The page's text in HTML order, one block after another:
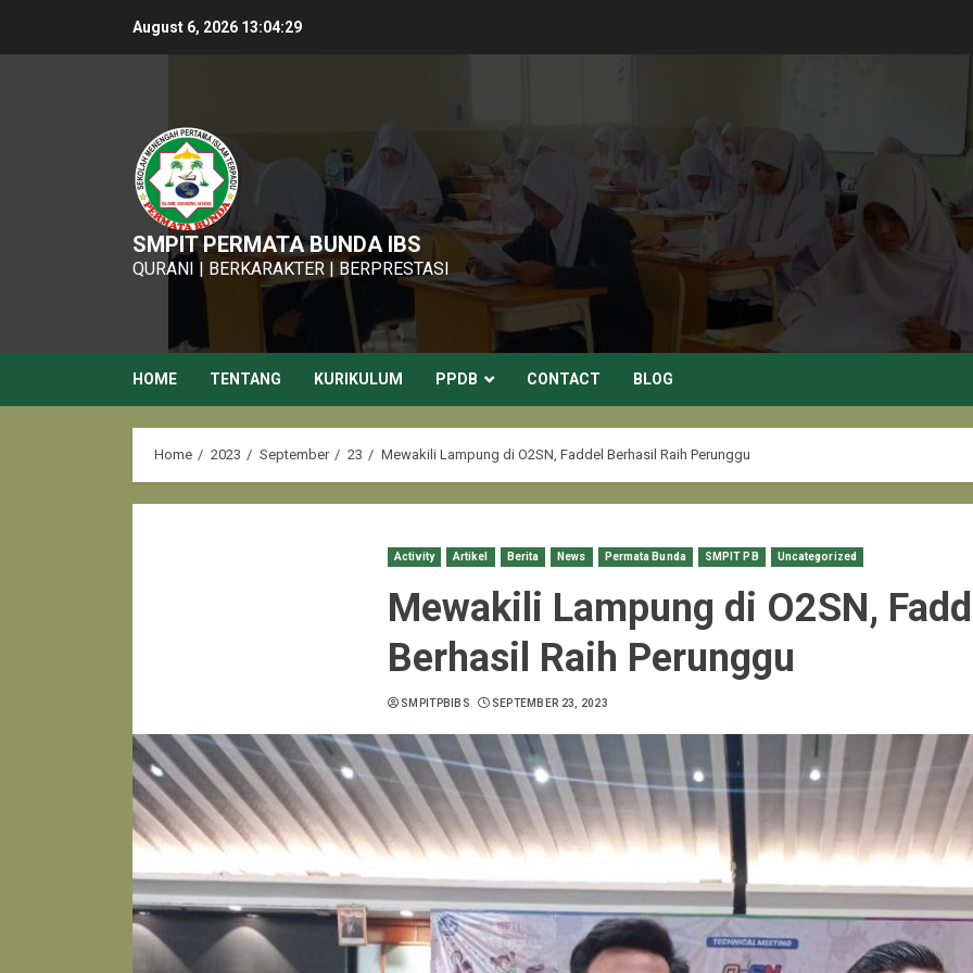
August 6, 2026 13:04:30
SMPIT PERMATA BUNDA IBS
QURANI | BERKARAKTER | BERPRESTASI
HOME TENTANG KURIKULUM PPDB CONTACT BLOG
Home 2023 September 23 Mewakili Lampung di O2SN, Faddel Berhasil Raih Perunggu
Activity Artikel Berita News Permata Bunda SMPIT PB Uncategorized
Mewakili Lampung di O2SN,
Berhasil Raih Perunggu
SMPITPBIBS SEPTEMBER 23, 2023